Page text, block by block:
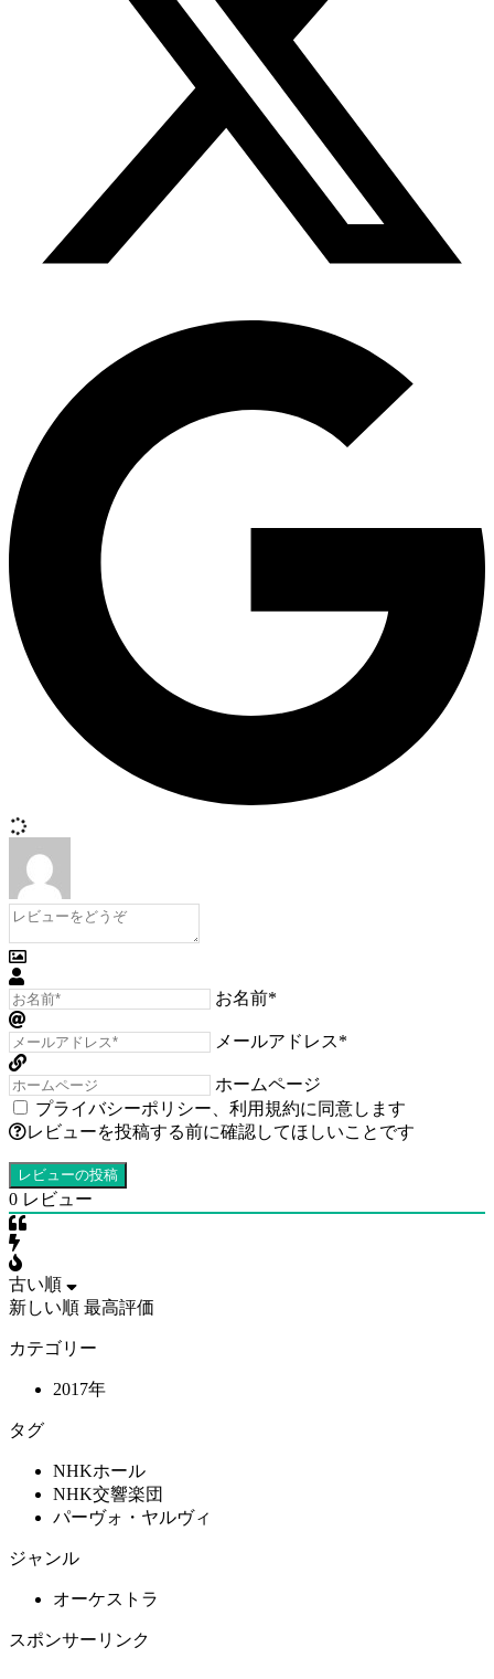
お名前*
メールアドレス*
ホームページ
プライバシーポリシー
利用規約に同意します
レビューを投稿する前に確認してほしいことです
0 レビュー
古い順
新しい順 最高評価
カテゴリー
2017年
タグ
NHKホール
NHK交響楽団
パーヴォ・ヤルヴィ
ジャンル
オーケストラ
スポンサーリンク